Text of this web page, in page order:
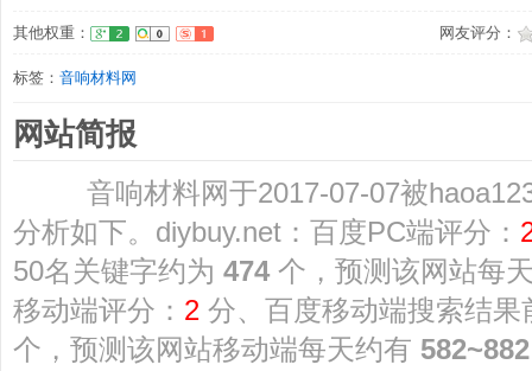
其他权重： 网友评分：
标签： 音响材料网
网站简报
音响材料网于2017-07-07被haoa123
分析如下。diybuy.net：百度PC端评分：
50名关键字约为 474 个，预测该网站每
移动端评分： 2 分、百度移动端搜索结
个，预测该网站移动端每天约有 582~882